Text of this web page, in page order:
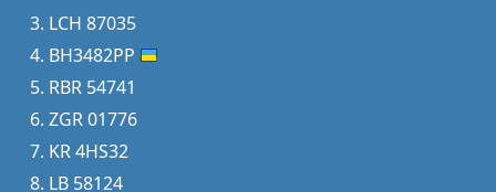
LCH 87035
BH3482PP
RBR 54741
ZGR 01776
KR 4HS32
LB 58124